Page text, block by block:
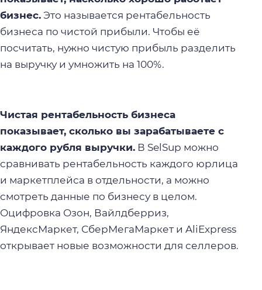
бизнес. Это называется рентабельность
бизнеса по чистой прибыли. Чтобы её
посчитать, нужно чистую прибыль разделить
на выручку и умножить на 100%.
Чистая рентабельность бизнеса
показывает, сколько вы зарабатываете с
каждого рубля выручки. В SelSup можно
сравнивать рентабельность каждого юрлица
и маркетплейса в отдельности, а можно
смотреть данные по бизнесу в целом.
Оцифровка Озон, Вайлдберриз,
ЯндексМаркет, СберМегаМаркет и AliExpress
открывает новые возможности для селлеров.